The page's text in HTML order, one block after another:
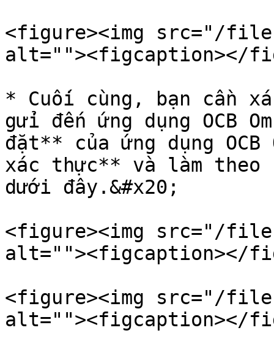
<figure><img src="/files/
alt=""><figcaption></
* Cuối cùng, bạn cần
gửi đến ứng dụng OCB
đặt** của ứng dụng
xác thực** và làm theo
dưới đây.&#x20;
<figure><img src="/files/
alt=""><figcaption></
<figure><img src="/
alt=""><figcaption></